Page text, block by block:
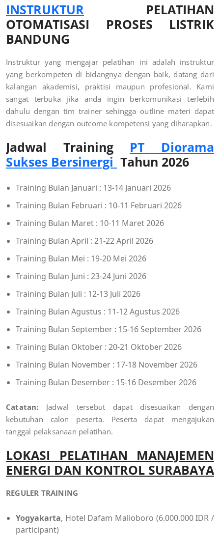
INSTRUKTUR
PELATIHAN
OTOMATISASI PROSES LISTRIK
BANDUNG
Instruktur yang mengajar pelatihan ini adalah instruktur
yang berkompeten di bidangnya dengan baik, datang dari
kalangan akademisi, praktisi maupun profesional. Kami
sangat terbuka jika anda ingin berkomunikasi terlebih
dahulu dengan tim trainer sehingga outline materi dapat
disesuaikan dengan outcome kompetensi yang diharapkan.
Jadwal Training PT Diorama
Sukses Bersinergi Tahun 2026
Training Bulan Januari : 13-14 Januari 2026
Training Bulan Februari : 10-11 Februari 2026
Training Bulan Maret : 10-11 Maret 2026
Training Bulan April : 21-22 April 2026
Training Bulan Mei : 19-20 Mei 2026
Training Bulan Juni : 23-24 Juni 2026
Training Bulan Juli : 12-13 Juli 2026
Training Bulan Agustus : 11-12 Agustus 2026
Training Bulan September : 15-16 September 2026
Training Bulan Oktober : 20-21 Oktober 2026
Training Bulan November : 17-18 November 2026
Training Bulan Desember : 15-16 Desember 2026
Catatan: Jadwal tersebut dapat disesuaikan dengan
kebutuhan calon peserta. Peserta dapat mengajukan
tanggal pelaksanaan pelatihan.
LOKASI PELATIHAN MANAJEMEN
ENERGI DAN KONTROL SURABAYA
REGULER TRAINING
Yogyakarta, Hotel Dafam Malioboro (6.000.000 IDR /
participant)